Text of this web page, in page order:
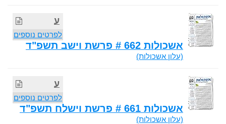
ע
לפרטים נוספים
אשכולות 662 # פרשת וישב תשפ"ד
(עלון אשכולות)
ע
לפרטים נוספים
אשכולות 661 # פרשת וישלח תשפ"ד
(עלון אשכולות)